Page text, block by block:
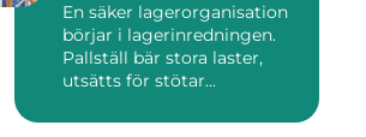
En säker lagerorganisation
börjar i lagerinredningen.
Pallställ bär stora laster,
utsätts för stötar...